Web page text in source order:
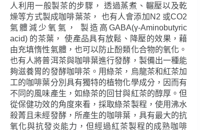
人利用一般製茶的步驟， 透過蒸煮、輾壓以及乾
燥等方式製成咖啡葉茶， 也有人會添加N2 或CO2
氣體減少氧氣， 製造高GABA(γ-Aminobutyric
acid) 的茶葉， 使產品具有放鬆、降壓的效果，藉
由充填惰性氣體，也可以防止酚類化合物的氧化。
也有人將普洱茶與咖啡葉進行發酵，製備出一種能
夠滋養胃的發酵咖啡茶。用綠茶，烏龍茶和紅茶加
工的咖啡葉分別具有獨特的植物化學成分，因而有
不同的風味產生，如綠茶的回甘與紅茶的醇厚。但
從保健功效的角度來看，採取綠茶製程，使用沸水
殺菁且未經發酵，所產生的咖啡葉，具有最大的抗
氧化與抗發炎能力，但經過紅茶製程的成熟咖啡